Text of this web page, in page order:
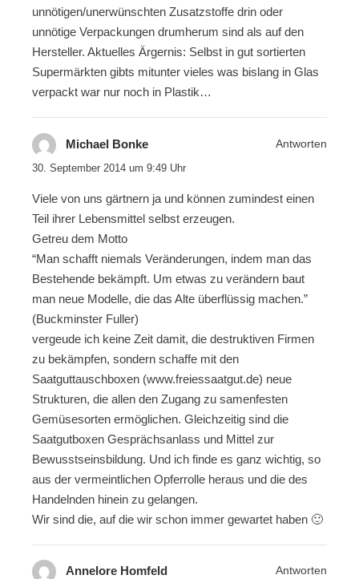
unnötigen/unerwünschten Zusatzstoffe drin oder
unnötige Verpackungen drumherum sind als auf den
Hersteller. Aktuelles Ärgernis: Selbst in gut sortierten
Supermärkten gibts mitunter vieles was bislang in Glas
verpackt war nur noch in Plastik…
Michael Bonke
30. September 2014 um 9:49 Uhr
Viele von uns gärtnern ja und können zumindest einen
Teil ihrer Lebensmittel selbst erzeugen.
Getreu dem Motto
“Man schafft niemals Veränderungen, indem man das
Bestehende bekämpft. Um etwas zu verändern baut
man neue Modelle, die das Alte überflüssig machen.”
(Buckminster Fuller)
vergeude ich keine Zeit damit, die destruktiven Firmen
zu bekämpfen, sondern schaffe mit den
Saatguttauschboxen (www.freiessaatgut.de) neue
Strukturen, die allen den Zugang zu samenfesten
Gemüsesorten ermöglichen. Gleichzeitig sind die
Saatgutboxen Gesprächsanlass und Mittel zur
Bewusstseinsbildung. Und ich finde es ganz wichtig, so
aus der vermeintlichen Opferrolle heraus und die des
Handelnden hinein zu gelangen.
Wir sind die, auf die wir schon immer gewartet haben 🙂
Antworten
Annelore Homfeld Antworten